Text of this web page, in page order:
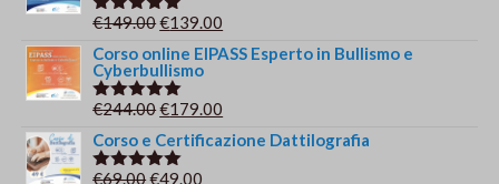
era:
Valutato
€149.00Il
prezzo
originale
era:
€139.00
prezzo
Corso online EIPASS Esperto in Bullismo e
Cyberbullismo
Valutato
€244.00Il
prezzo
originale
€179.00
prezzo
Corso e Certificazione Dattilografia
€69.00Il
€49.00